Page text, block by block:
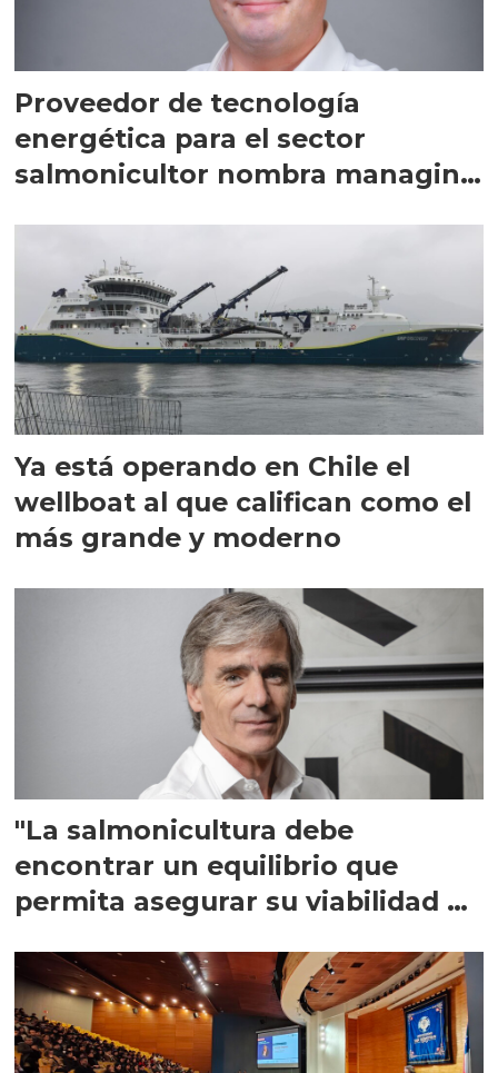
Proveedor de tecnología
energética para el sector
salmonicultor nombra managing
Ya está operando en Chile el
wellboat al que califican como el
más grande y moderno
"La salmonicultura debe
encontrar un equilibrio que
permita asegurar su viabilidad de